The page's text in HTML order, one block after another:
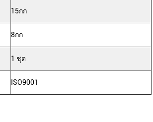
15กก
8กก
1 ชุด
ISO9001